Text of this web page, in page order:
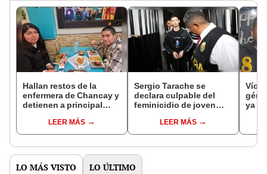
Hallan restos de la
enfermera de Chancay y
detienen a principal
LEER MÁS
Sergio Tarache se
declara culpable del
feminicidio de joven
LEER MÁS
ya
LO MÁS VISTO LO ÚLTIMO